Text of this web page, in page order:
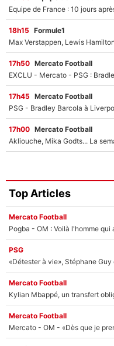
18h15 Formule1
17h50 Mercato Football
EXCLU - Mercato - PSG :
17h45 Mercato Football
PSG - Bradley Barcola à
17h00 Mercato Football
Top Articles
Mercato Football
Pogba - OM : Voilà l'homme qui
PSG
«Détester à vie», Stéphane
Mercato Football
Kylian Mbappé, un transfert
Mercato Football